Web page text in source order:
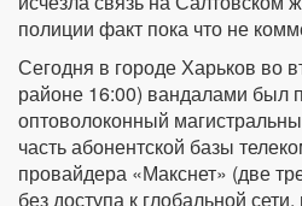
полиции факт пока что не
Сегодня в городе Харьков во
районе 16:00) вандалами был
оптоволоконный
часть абонентской базы
провайдера «Макснет» (две
без доступа к глобальной